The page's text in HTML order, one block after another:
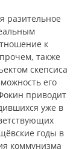
разительное
к
также
скепсиса
его
приводит
уже в
годы в
коммунизма